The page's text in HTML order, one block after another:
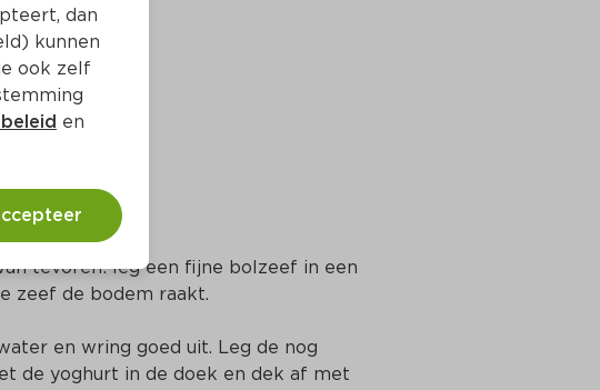
tevoren: leg een fijne bolzeef in een
zeef de bodem raakt.
en wring goed uit. Leg de nog
de yoghurt in de doek en dek af met
dan
kunnen
ook zelf
en